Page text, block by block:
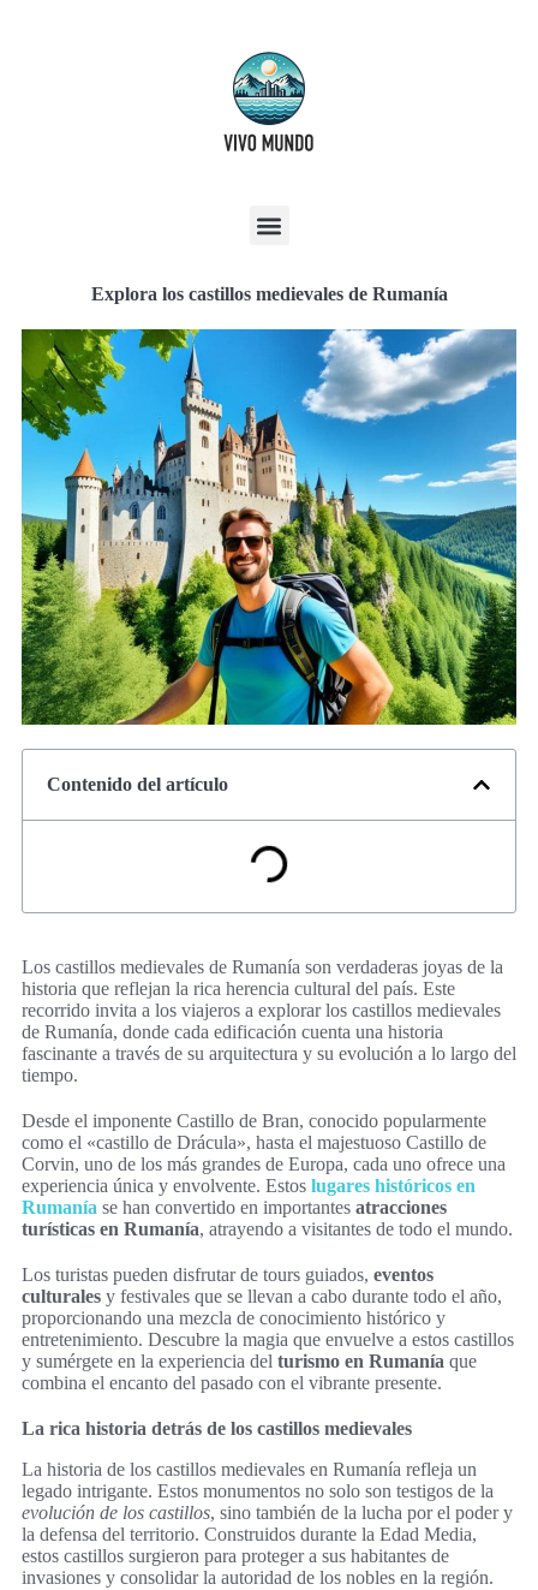
Explora los castillos medievales de Rumanía
Contenido del artículo
Los castillos medievales de Rumanía son verdaderas joyas de la
historia que reflejan la rica herencia cultural del país. Este
recorrido invita a los viajeros a explorar los castillos medievales
de Rumanía, donde cada edificación cuenta una historia
fascinante a través de su arquitectura y su evolución a lo largo del
tiempo.
Desde el imponente Castillo de Bran, conocido popularmente
como el «castillo de Drácula», hasta el majestuoso Castillo de
Corvin, uno de los más grandes de Europa, cada uno ofrece una
experiencia única y envolvente. Estos lugares históricos en
Rumanía se han convertido en importantes atracciones
turísticas en Rumanía, atrayendo a visitantes de todo el mundo.
Los turistas pueden disfrutar de tours guiados, eventos
culturales y festivales que se llevan a cabo durante todo el año,
proporcionando una mezcla de conocimiento histórico y
entretenimiento. Descubre la magia que envuelve a estos castillos
y sumérgete en la experiencia del turismo en Rumanía que
combina el encanto del pasado con el vibrante presente.
La rica historia detrás de los castillos medievales
La historia de los castillos medievales en Rumanía refleja un
legado intrigante. Estos monumentos no solo son testigos de la
evolución de los castillos, sino también de la lucha por el poder y
la defensa del territorio. Construidos durante la Edad Media,
estos castillos surgieron para proteger a sus habitantes de
invasiones y consolidar la autoridad de los nobles en la región.